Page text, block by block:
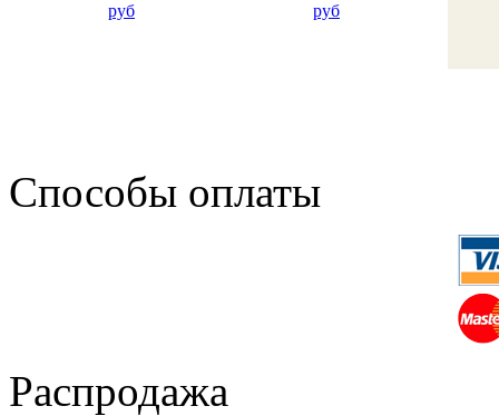
руб руб
Способы оплаты
Распродажа